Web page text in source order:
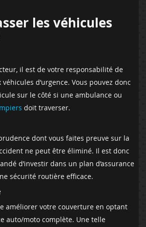
les véhicules
il est de votre responsabilité de
d’urgence. Vous pouvez donc
sur le côté si une ambulance ou
doit traverser.
dont vous faites preuve sur la
ne peut être éliminé. Il est donc
d’investir dans un plan d’assurance
sécurité routière efficace.
améliorer votre couverture en optant
auto/moto complète. Une telle